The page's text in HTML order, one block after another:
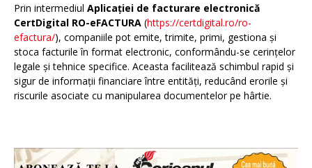
Prin intermediul Aplicației de facturare electronică
CertDigital RO-eFACTURA (https://certdigital.ro/ro-
efactura/), companiile pot emite, trimite, primi, gestiona și
stoca facturile în format electronic, conformându-se cerințelor
legale și tehnice specifice. Aceasta facilitează schimbul rapid și
sigur de informații financiare între entități, reducând erorile și
riscurile asociate cu manipularea documentelor pe hârtie.